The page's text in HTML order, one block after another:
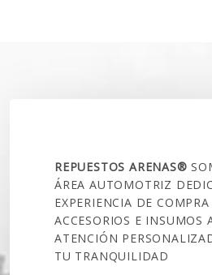
REPUESTOS ARENAS®
ÁREA AUTOMOTRIZ
EXPERIENCIA DE
ACCESORIOS E INSUMOS
ATENCIÓN
TU TRANQUILIDAD